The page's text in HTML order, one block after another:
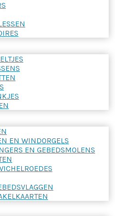
EN WINDORGELS
EN GEBEDSMOLENS